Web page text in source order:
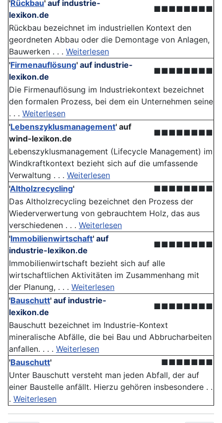
'Rückbau' auf industrie-
lexikon.de
■■■■■■■■
Rückbau bezeichnet im industriellen Kontext den
geordneten Abbau oder die Demontage von Anlagen,
Bauwerken . . . Weiterlesen
'Firmenauflösung' auf industrie-
lexikon.de
■■■■■■■■
Die Firmenauflösung im Industriekontext bezeichnet
den formalen Prozess, bei dem ein Unternehmen seine
. . . Weiterlesen
'Lebenszyklusmanagement' auf
wind-lexikon.de
■■■■■■■■
Lebenszyklusmanagement (Lifecycle Management) im
Windkraftkontext bezieht sich auf die umfassende
Verwaltung . . . Weiterlesen
'Altholzrecycling'
■■■■■■■■
Das Altholzrecycling bezeichnet den Prozess der
Wiederverwertung von gebrauchtem Holz, das aus
verschiedenen . . . Weiterlesen
'Immobilienwirtschaft' auf
industrie-lexikon.de
■■■■■■■■
Immobilienwirtschaft bezieht sich auf alle
wirtschaftlichen Aktivitäten im Zusammenhang mit
der Planung, . . . Weiterlesen
'Bauschutt' auf industrie-
lexikon.de
■■■■■■■■
Bauschutt bezeichnet im Industrie-Kontext
mineralische Abfälle, die bei Bau und Abbrucharbeiten
anfallen. . . . Weiterlesen
'Bauschutt'
■■■■■■■
Unter Bauschutt versteht man jeden Abfall, der auf
einer Baustelle anfällt. Hierzu gehören insbesondere . .
. Weiterlesen